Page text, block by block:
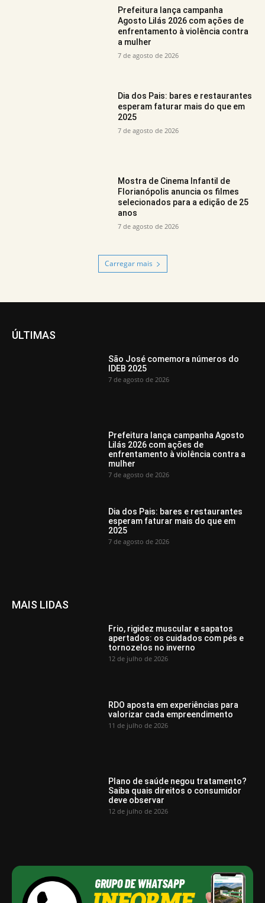
Prefeitura lança campanha
Agosto Lilás 2026 com ações de
enfrentamento à violência contra
a mulher
7 de agosto de 2026
Dia dos Pais: bares e restaurantes
esperam faturar mais do que em
2025
7 de agosto de 2026
Mostra de Cinema Infantil de
Florianópolis anuncia os filmes
selecionados para a edição de 25
anos
7 de agosto de 2026
Carregar mais
ÚLTIMAS
São José comemora números do
IDEB 2025
7 de agosto de 2026
Prefeitura lança campanha Agosto
Lilás 2026 com ações de
enfrentamento à violência contra a
mulher
7 de agosto de 2026
Dia dos Pais: bares e restaurantes
esperam faturar mais do que em
2025
7 de agosto de 2026
MAIS LIDAS
Frio, rigidez muscular e sapatos
apertados: os cuidados com pés e
tornozelos no inverno
12 de julho de 2026
RDO aposta em experiências para
valorizar cada empreendimento
11 de julho de 2026
Plano de saúde negou tratamento?
Saiba quais direitos o consumidor
deve observar
12 de julho de 2026